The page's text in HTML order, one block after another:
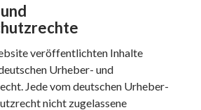
veröffentlichten Inhalte
Urheber- und
Jede vom deutschen Urheber-
nicht zugelassene